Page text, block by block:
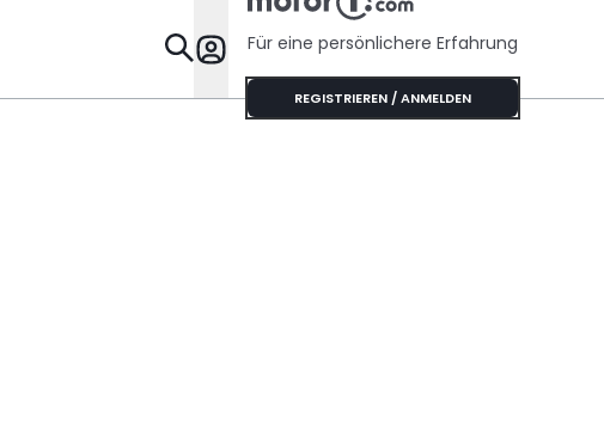
Specials
Für eine persönlichere Erfahrung
REGISTRIEREN / ANMELDEN